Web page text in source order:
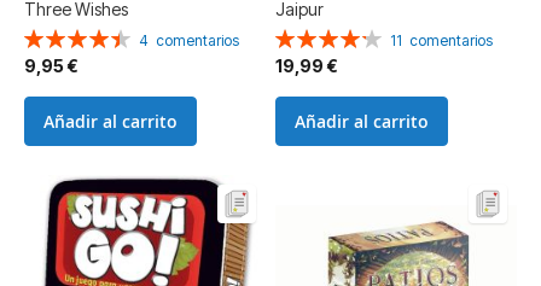
Three Wishes
Valoración:
90%
4 comentarios
9,95 €
Añadir al carrito
Jaipur
Valoración:
85%
11 comentarios
19,99 €
Añadir al carrito